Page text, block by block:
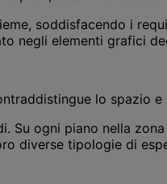
soddisfacendo i
negli elementi grafici
lo spazio e
ogni piano nella
diverse tipologie di